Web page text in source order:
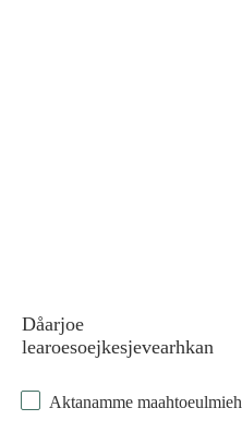
Dåarjoe
learoesoejkesjevearhkan
Aktanamme maahtoeulmieh